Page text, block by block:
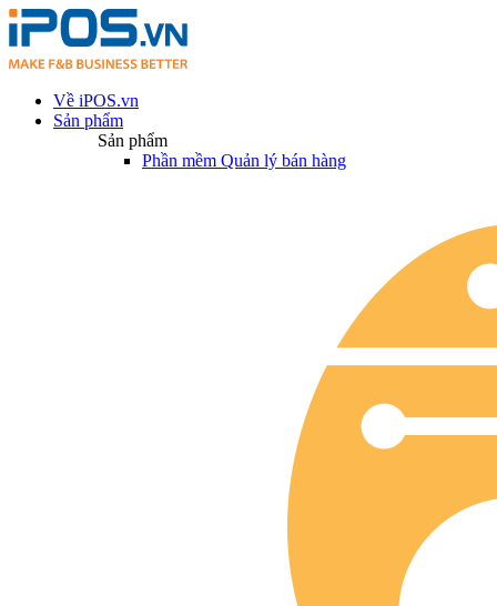
Về iPOS.vn
Sản phẩm
Sản phẩm
Phần mềm Quản lý bán hàng